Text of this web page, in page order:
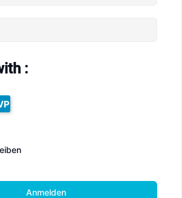
:
Anmelden